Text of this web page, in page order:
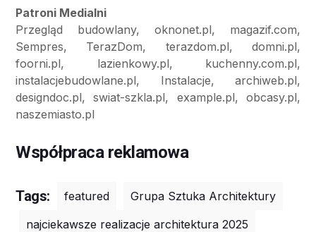
Patroni Medialni
Przegląd budowlany, oknonet.pl, magazif.com,
Sempres, TerazDom, terazdom.pl, domni.pl,
foorni.pl, lazienkowy.pl, kuchenny.com.pl,
instalacjebudowlane.pl, Instalacje, archiweb.pl,
designdoc.pl, swiat-szkla.pl, example.pl, obcasy.pl,
naszemiasto.pl
Współpraca reklamowa
Tags: featured
Grupa Sztuka Architektury
najciekawsze realizacje architektura 2025